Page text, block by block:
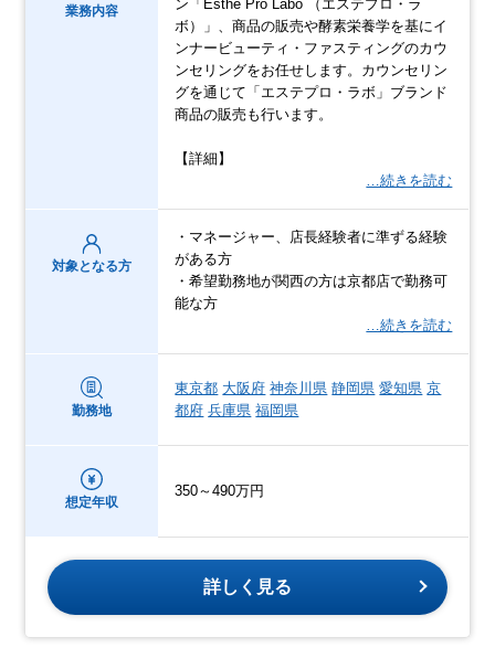
業務内容
ン「Esthe Pro Labo （エステプロ・ラ
ボ）」、商品の販売や酵素栄養学を基にイ
ンナービューティ・ファスティングのカウ
ンセリングをお任せします。カウンセリン
グを通じて「エステプロ・ラボ」ブランド
商品の販売も行います。
【詳細】
…続きを読む
対象となる方
・マネージャー、店長経験者に準ずる経験
がある方
・希望勤務地が関西の方は京都店で勤務可
能な方
…続きを読む
勤務地
東京都 大阪府 神奈川県 静岡県 愛知県 京
都府 兵庫県 福岡県
想定年収
350～490万円
詳しく見る